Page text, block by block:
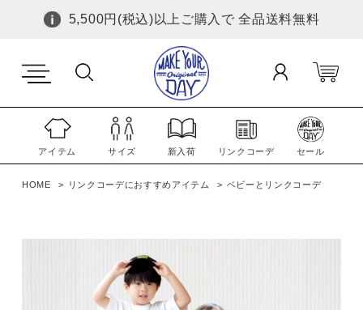
5,500円(税込)以上ご購入で 全品送料無料
HOME リンクコーデにおすすめアイテム ベビーとリンクコーデ
アイテム サイズ 新入荷 リンクコーデ セール